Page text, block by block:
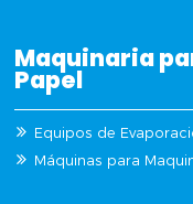
Maquinaria
Papel
Equipos de
Máquinas para